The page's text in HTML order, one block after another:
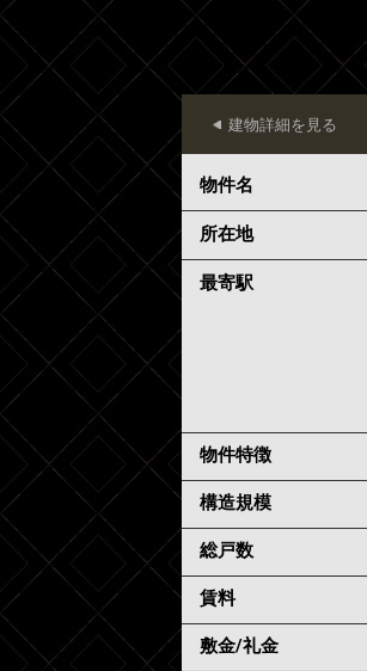
建物詳細を見る
物件名
所在地
最寄駅
物件特徴
構造規模
総戸数
賃料
敷金/礼金